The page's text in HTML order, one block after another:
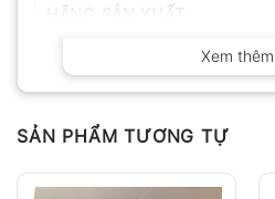
Xem thêm
SẢN PHẨM TƯƠNG TỰ